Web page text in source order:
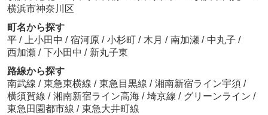
横浜市神奈川区
町名から探す
平 / 上小田中 / 宿河原 / 小杉町 / 木月 / 南加瀬 / 中丸子 /
西加瀬 / 下小田中 / 新丸子東
路線から探す
南武線 / 東急東横線 / 東急目黒線 / 湘南新宿ライン宇須 /
横須賀線 / 湘南新宿ライン高海 / 埼京線 / グリーンライン /
東急田園都市線 / 東急大井町線